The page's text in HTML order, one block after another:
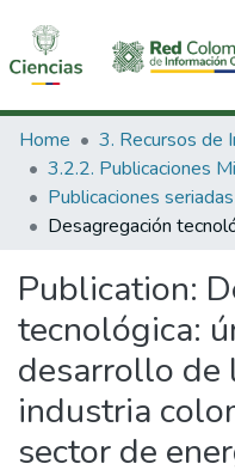
Communities &
All of DSpace
Statistics
Home
Publication:
tecnológica:
desarrollo de
industria
sector de